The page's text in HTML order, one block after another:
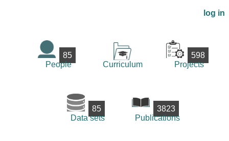
log in
85
People
Curriculum
598
Projects
85
Data sets
3823
Publications